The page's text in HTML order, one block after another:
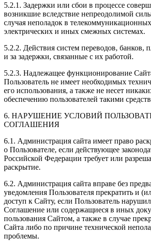
5.2.1. Задержки или сбои в процессе
возникшие вследствие непреодолимой
случая неполадок в
электрических и иных смежных системах.
5.2.2. Действия систем переводов, банков,
и за задержки, связанные с их работой.
5.2.3. Надлежащее функционирование
Пользователь не имеет необходимых
его использования, а также не несет
обеспечению пользователей такими
6. НАРУШЕНИЕ УСЛОВИЙ
СОГЛАШЕНИЯ
6.1. Администрация сайта имеет право
о Пользователе, если действующее
Российской Федерации требует или
раскрытие.
6.2. Администрация сайта вправе без
уведомления Пользователя прекратить и
доступ к Сайту, если Пользователь
Соглашение или содержащиеся в иных
пользования Сайтом, а также в случае
Сайта либо по причине технической
проблемы.